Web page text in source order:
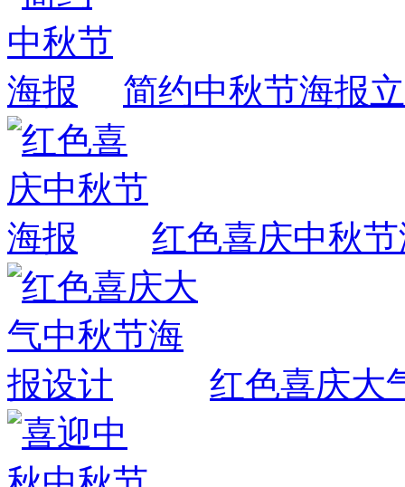
简约中秋节海报
红色喜庆中秋
红色喜庆大